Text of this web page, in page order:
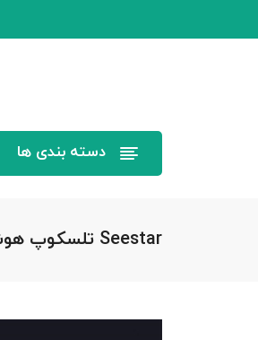
دسته بندی ها
Seestar تلسکوپ هوشمند ZWO